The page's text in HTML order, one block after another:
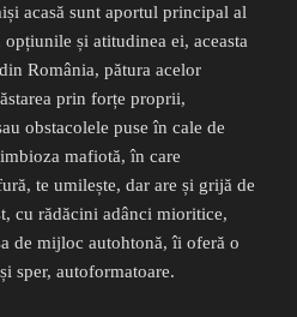
acasă sunt aportul principal al
și atitudinea ei, aceasta
România, pătura acelor
prin forțe proprii,
obstacolele puse în cale de
mafiotă, în care
te umilește, dar are și grijă de
cu rădăcini adânci mioritice,
de mijloc autohtonă, îi oferă o
sper, autoformatoare.